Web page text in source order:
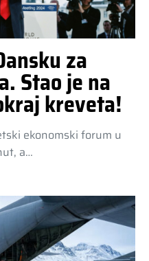
za
Stao je na
kreveta!
ekonomski forum u
a…